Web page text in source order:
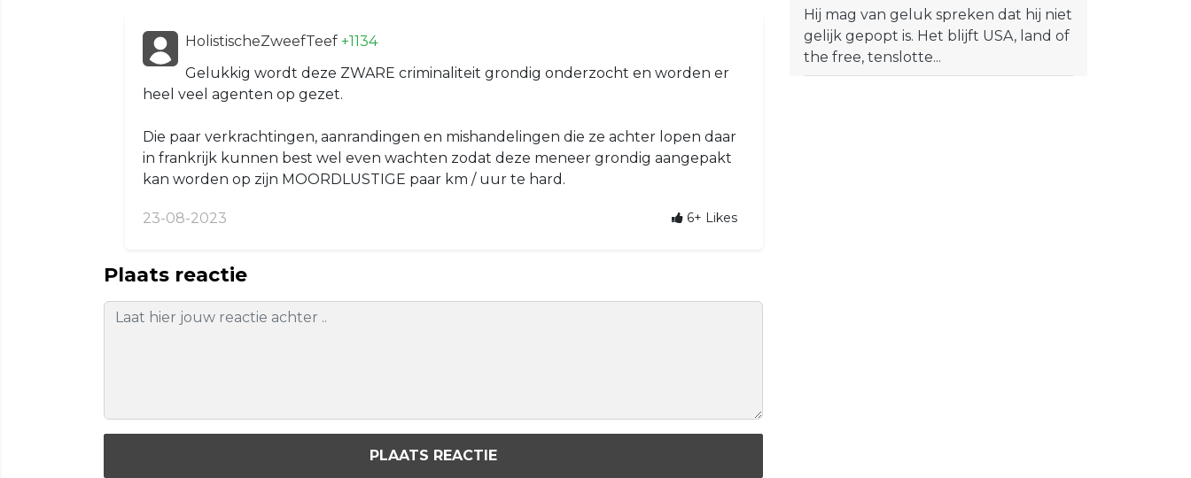
HolistischeZweefTeef +1134
Gelukkig wordt deze ZWARE criminaliteit grondig onderzocht en worden er
heel veel agenten op gezet.
Die paar verkrachtingen, aanrandingen en mishandelingen die ze achter lopen daar
in frankrijk kunnen best wel even wachten zodat deze meneer grondig aangepakt
kan worden op zijn MOORDLUSTIGE paar km / uur te hard.
23-08-2023 6+ Likes
Plaats reactie
PLAATS REACTIE
Hij mag van geluk spreken dat hij niet
gelijk gepopt is. Het blijft USA, land of
the free, tenslotte...